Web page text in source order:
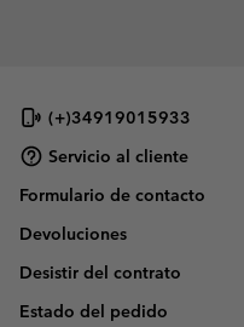
(+)34919015933
Servicio al cliente
Formulario de contacto
Devoluciones
Desistir del contrato
Estado del pedido